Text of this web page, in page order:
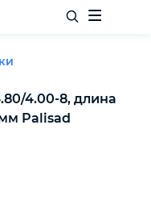
4.00-8, длина
Palisad